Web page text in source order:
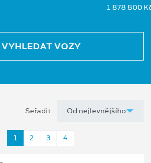
1 878 800
VYHLEDAT VOZY
Seřadit
1 2 3 4